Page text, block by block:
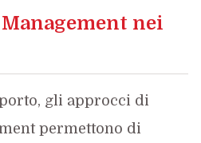
nei
gli approcci di
permettono di